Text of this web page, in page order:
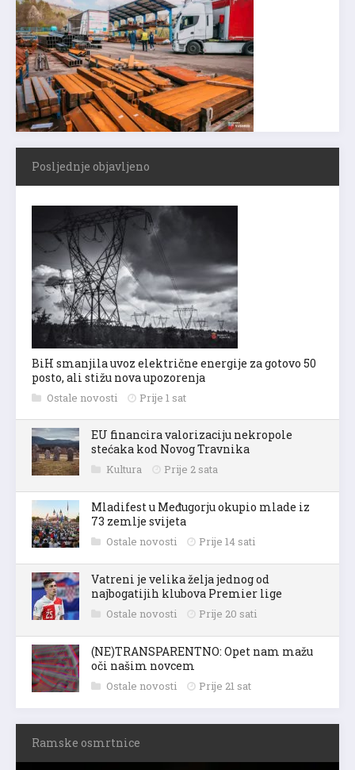
Posljednje objavljeno
BiH smanjila uvoz električne energije za gotovo 50
posto, ali stižu nova upozorenja
Ostale novosti Prije 1 sat
EU financira valorizaciju nekropole
stećaka kod Novog Travnika
Kultura Prije 2 sata
Mladifest u Međugorju okupio mlade iz
73 zemlje svijeta
Ostale novosti Prije 14 sati
Vatreni je velika želja jednog od
najbogatijih klubova Premier lige
Ostale novosti Prije 20 sati
(NE)TRANSPARENTNO: Opet nam mažu
oči našim novcem
Ostale novosti Prije 21 sat
Ramske osmrtnice